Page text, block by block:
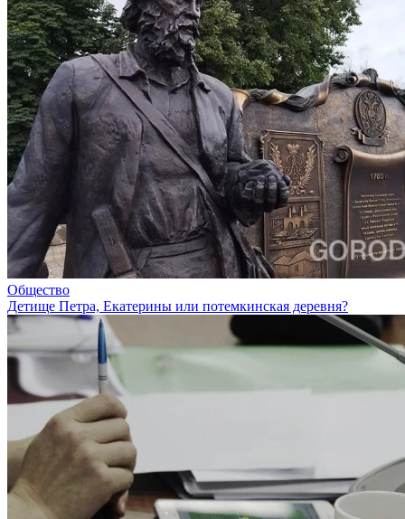
Общество
Детище Петра, Екатерины или потемкинская деревня?